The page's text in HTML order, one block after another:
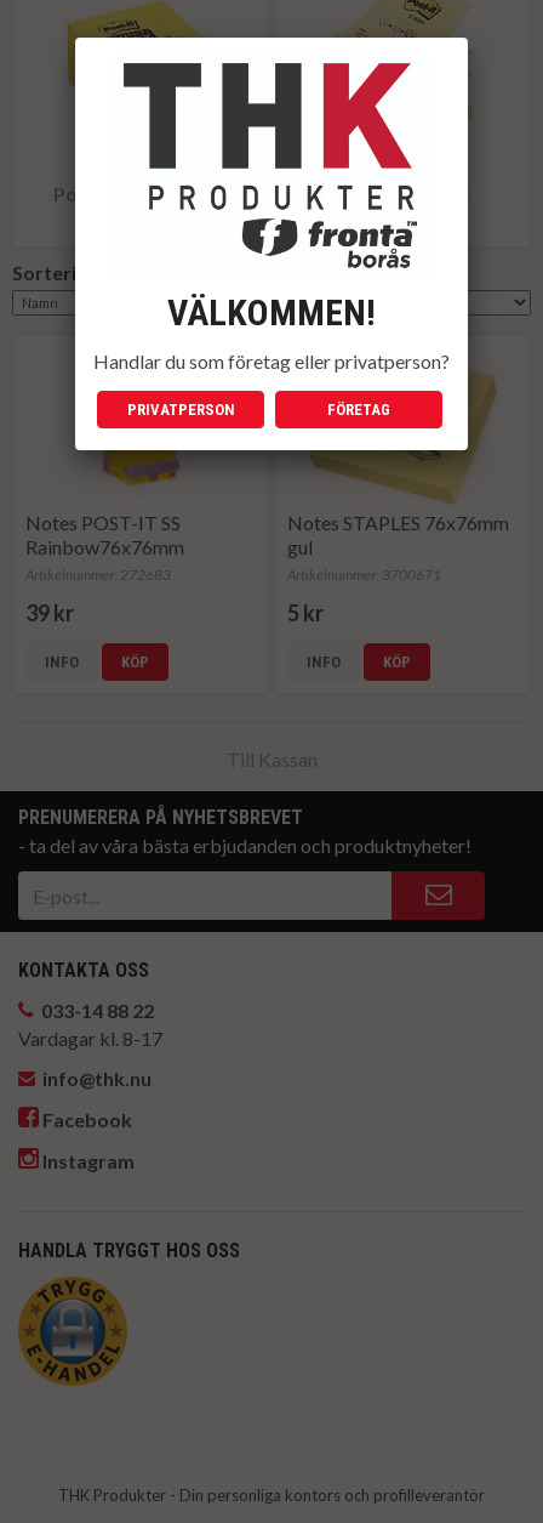
Post-it Supersticky Post-it Z-block
Sortering:
Notes POST-IT SS
Rainbow76x76mm
Artikelnummer: 272683
39 kr
INFO KÖP
Notes STAPLES 76x76mm
gul
Artikelnummer: 3700671
5 kr
INFO KÖP
Till Kassan
PRENUMERERA PÅ NYHETSBREVET
- ta del av våra bästa erbjudanden och produktnyheter!
KONTAKTA OSS
033-14 88 22
Vardagar kl. 8-17
info@thk.nu
Facebook
Instagram
HANDLA TRYGGT HOS OSS
THK Produkter - Din personliga kontors och profilleverantör
VÄLKOMMEN!
Handlar du som företag eller privatperson?
PRIVATPERSON FÖRETAG